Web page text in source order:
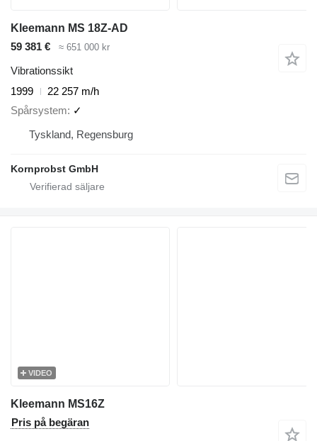
Kleemann MS 18Z-AD
59 381 €
≈ 651 000 kr
Vibrationssikt
1999
22 257 m/h
Spårsystem
✓
Tyskland, Regensburg
Kornprobst GmbH
VIDEO
Kleemann MS16Z
Pris på begäran